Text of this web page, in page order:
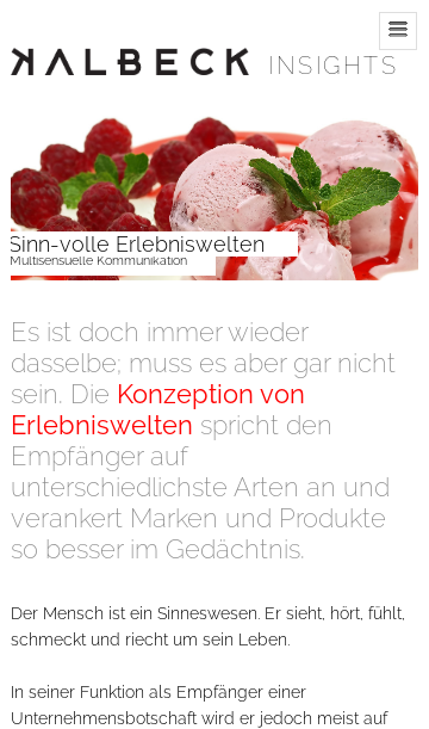
INSIGHTS
Multisensuelle Kommunikation
Sinn-volle Erlebniswelten
Es ist doch immer wieder
dasselbe; muss es aber gar nicht
sein. Die Konzeption von
Erlebniswelten spricht den
Empfänger auf
unterschiedlichste Arten an und
verankert Marken und Produkte
so besser im Gedächtnis.
Der Mensch ist ein Sinneswesen. Er sieht, hört, fühlt,
schmeckt und riecht um sein Leben.
In seiner Funktion als Empfänger einer
Unternehmensbotschaft wird er jedoch meist auf